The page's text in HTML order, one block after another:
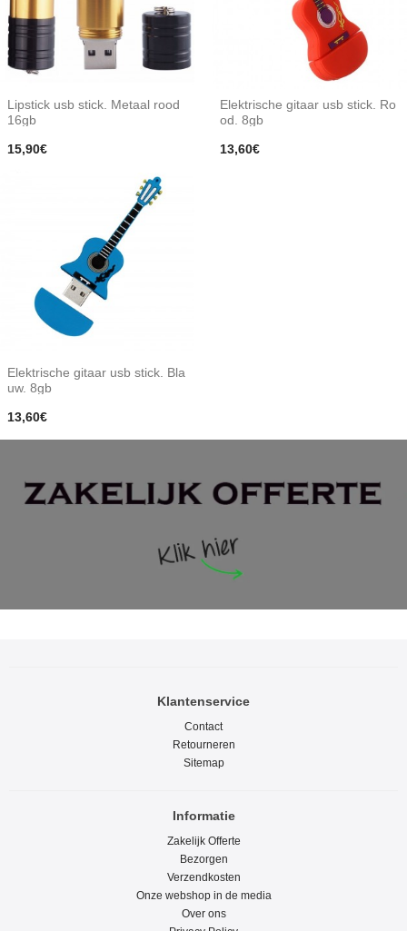
Lipstick usb stick. Metaal rood
16gb
15,90€
Elektrische gitaar usb stick. Ro
od. 8gb
13,60€
Elektrische gitaar usb stick. Bla
uw. 8gb
13,60€
Klantenservice
Contact
Retourneren
Sitemap
Informatie
Zakelijk Offerte
Bezorgen
Verzendkosten
Onze webshop in de media
Over ons